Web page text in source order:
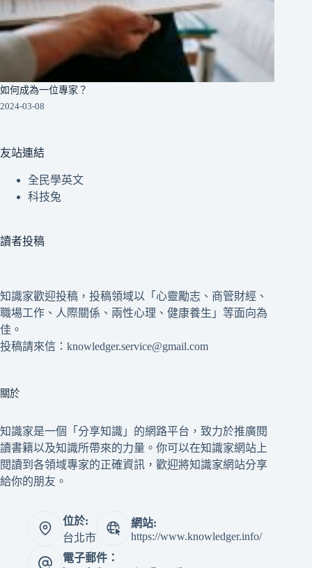
如何成為一位專家？
2024-03-08
友站連結
全民學英文
科技兔
讀者投稿
知識家歡迎投稿，投稿領域以「心靈勵志、商管財經、
職場工作、人際關係、兩性心理、健康養生」等面向為
佳。
投稿請來信：knowledger.service@gmail.com
關於
知識家是一個「分享知識」的網路平台，致力於推廣閱
讀書籍以及知識所帶來的力量。你可以在知識家網站上
閱讀到各領域專家的正確資訊，歡迎將知識家網站分享
給你的朋友。
位於:
台北市
網站:
https://www.knowledger.info/
電子郵件：